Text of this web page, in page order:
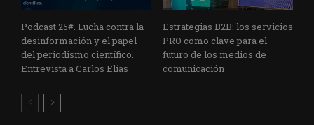
Podcast 25#. Lucha contra la
desinformación y el papel
del periodismo científico.
Entrevista a Carlos Elías
Estrategias B2B: los servicios
PRO como clave para el
futuro de los medios de
comunicación